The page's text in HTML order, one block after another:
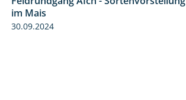
11:24
im Mais
30.09.2024